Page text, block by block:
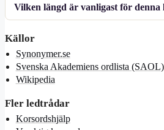
Vilken längd är vanligast för denna
Källor
Synonymer.se
Svenska Akademiens ordlista (SAOL)
Wikipedia
Fler ledtrådar
Korsordshjälp